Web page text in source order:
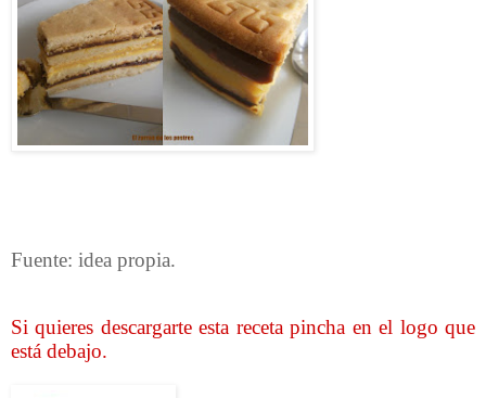
Fuente: idea propia.
Si quieres descargarte esta receta pincha en el logo que
está debajo.